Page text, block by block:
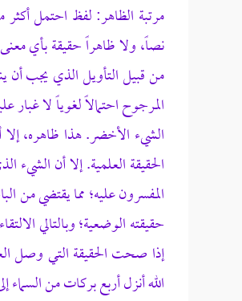
مرتبة الظاهر: لفظ احتمل أكثر
نصاً، ولا ظاهراً حقيقة بأي
من قبيل التأويل الذي يجب
المرجوح احتمالاً لغوياً لا
الشيء الأخضر. هذا ظاهره،
الحقيقة العلمية. إلا أن الشيء
المفسرون عليه؛ مما يقتضي
حقيقته الوضعية؛ وبالتالي
إذا صحت الحقيقة التي وصل
الله أنزل أربع بركات من